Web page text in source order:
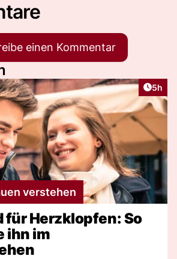
einen Kommentar
5h
verstehen
für Herzklopfen: So
ihn im